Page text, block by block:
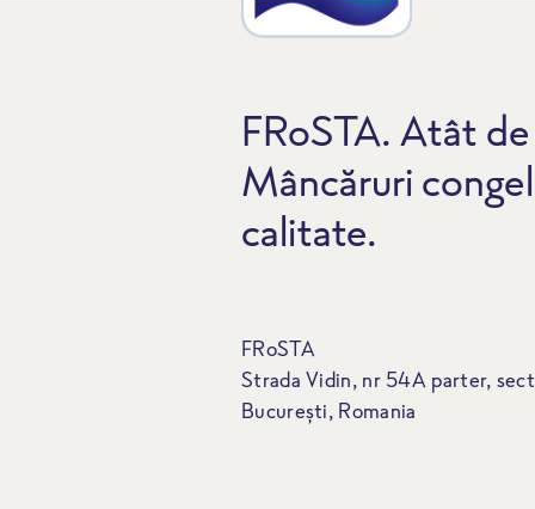
FRoSTA. Atât
Mâncăruri
calitate.
FRoSTA
Strada Vidin, nr 54A parter,
București, Romania